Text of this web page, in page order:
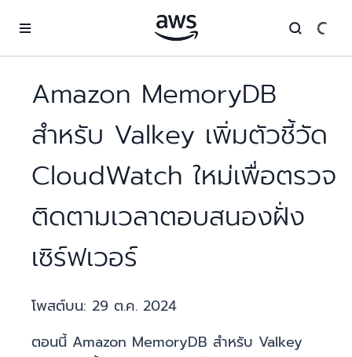
Amazon MemoryDB
สำหรับ Valkey เพิ่มตัวชี้วัด
CloudWatch ใหม่เพื่อตรวจ
ติดตามเวลาตอบสนองฝั่ง
เซิร์ฟเวอร์
โพสต์บน: 29 ต.ค. 2024
ตอนนี้ Amazon MemoryDB สำหรับ Valkey